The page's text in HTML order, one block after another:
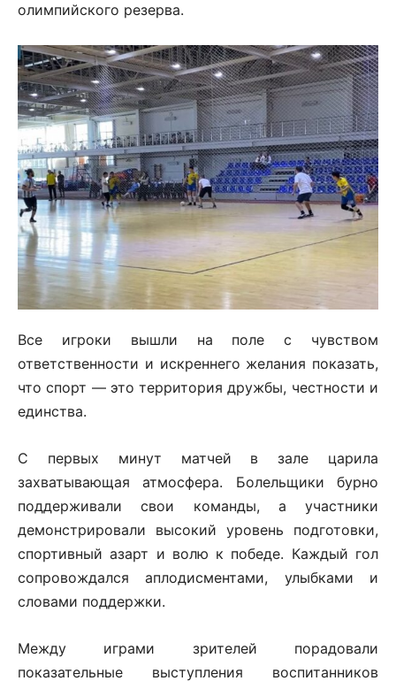
олимпийского резерва.
Все игроки вышли на поле с чувством
ответственности и искреннего желания показать,
что спорт — это территория дружбы, честности и
единства.
С первых минут матчей в зале царила
захватывающая атмосфера. Болельщики бурно
поддерживали свои команды, а участники
демонстрировали высокий уровень подготовки,
спортивный азарт и волю к победе. Каждый гол
сопровождался аплодисментами, улыбками и
словами поддержки.
Между играми зрителей порадовали
показательные выступления воспитанников